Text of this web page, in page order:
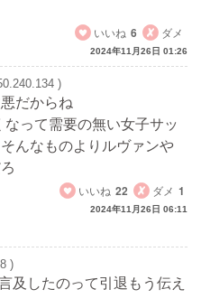
いいね 6 ダメ
2024年11月26日 01:26
)
だからね
って需要の無い女子サッ
んなものよりルヴァンや
いいね 22 ダメ 1
2024年11月26日 06:11
)
及したのって引退もう伝え